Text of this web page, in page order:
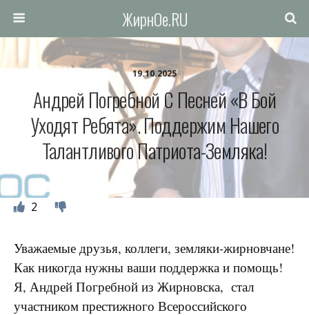
ЖирнОе.RU
19.10.2025
Андрей Погребной С Песней «В Бой
Уходят Ребята». Поддержим Нашего
Талантливого Патриота-Земляка!
2
Уважаемые друзья, коллеги, земляки-жирновчане!
Как никогда нужны ваши поддержка и помощь!
Я, Андрей Погребной из Жирновска, стал
участником престижного Всероссийского